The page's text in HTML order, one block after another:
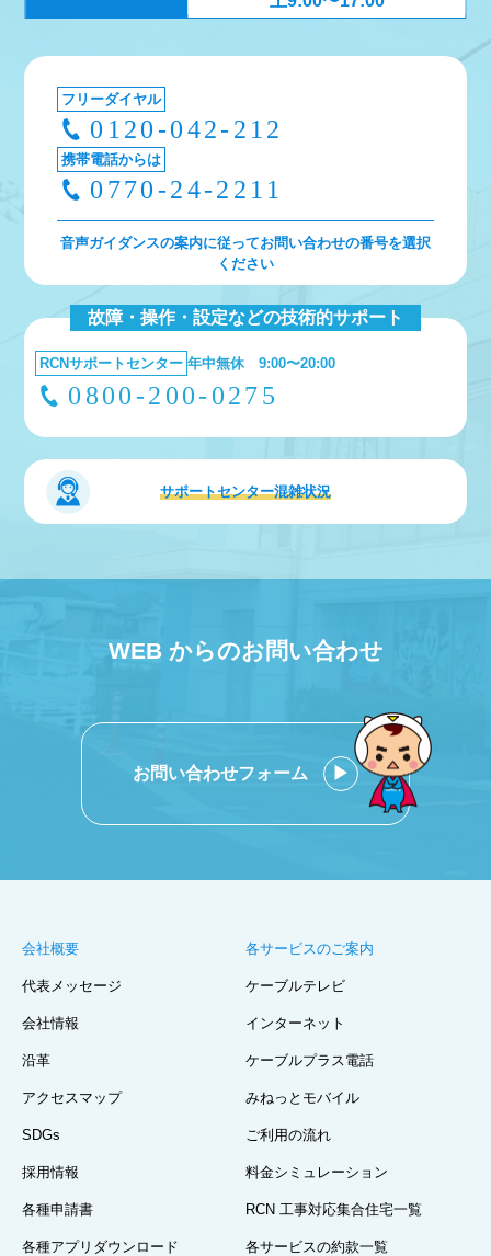
フリーダイヤル
0120-042-212
携帯電話からは
0770-24-2211
音声ガイダンスの案内に従ってお問い合わせの番号を選択
ください
故障・操作・設定などの技術的サポート
RCNサポートセンター 年中無休 9:00〜20:00
0800-200-0275
サポートセンター混雑状況
WEB からのお問い合わせ
お問い合わせフォーム
会社概要
代表メッセージ
会社情報
沿革
アクセスマップ
SDGs
採用情報
各種申請書
各種アプリダウンロード
各サービスのご案内
ケーブルテレビ
インターネット
ケーブルプラス電話
みねっとモバイル
ご利用の流れ
料金シミュレーション
RCN 工事対応集合住宅一覧
各サービスの約款一覧